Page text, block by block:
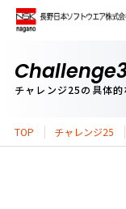
チャレンジ25の具体
TOP チャレンジ25